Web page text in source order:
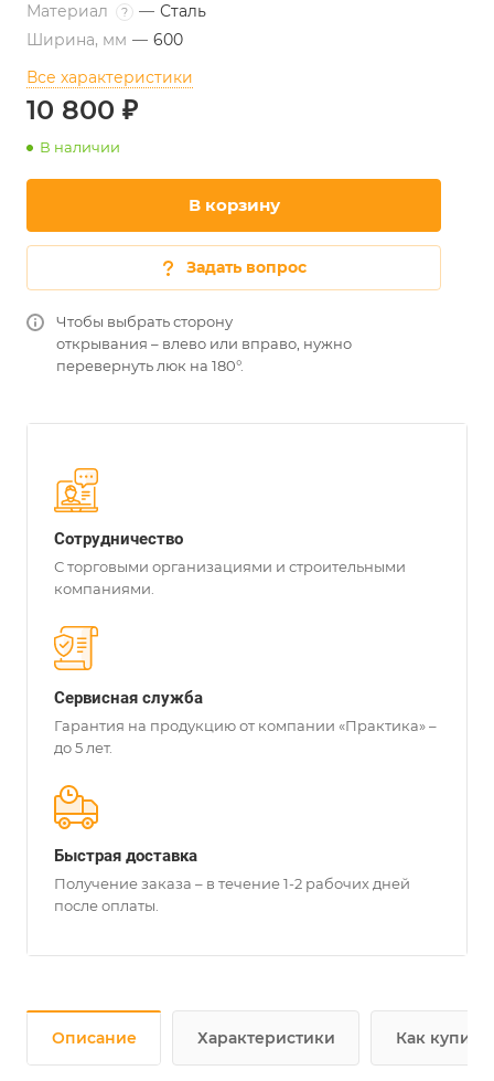
Материал
? — Сталь
Ширина, мм — 600
Все характеристики
10 800 ₽
В наличии
В корзину
Задать вопрос
Чтобы выбрать сторону
открывания – влево или вправо, нужно
перевернуть люк на 180°.
Сотрудничество
С торговыми организациями и строительными
компаниями.
Сервисная служба
Гарантия на продукцию от компании «Практика» –
до 5 лет.
Быстрая доставка
Получение заказа – в течение 1-2 рабочих дней
после оплаты.
Описание Характеристики Как купить